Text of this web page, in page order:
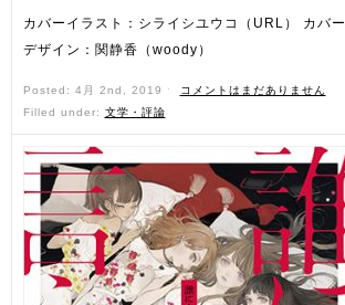
カバーイラスト：シライシユウコ（URL） カバー
デザイン：関静香（woody）
Posted: 4月 2nd, 2019 ˑ
コメントはまだありません
Filled under: 文学・評論